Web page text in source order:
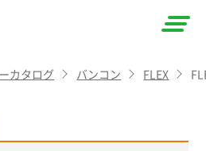
カタログ バンコン FLEX